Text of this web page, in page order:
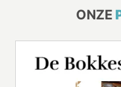
ONZE